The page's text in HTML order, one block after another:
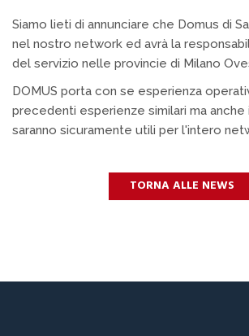
Siamo lieti di annunciare che Domus di
nel nostro network ed avrà la
del servizio nelle provincie di Milano
DOMUS porta con se esperienza
precedenti esperienze similari ma anche
saranno sicuramente utili per l'intero
TORNA ALLE NEWS